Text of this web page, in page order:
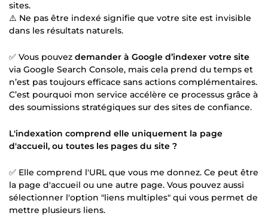
sites.
⚠️ Ne pas être indexé signifie que votre site est invisible
dans les résultats naturels.
✅ Vous pouvez demander à Google d’indexer votre site
via Google Search Console, mais cela prend du temps et
n’est pas toujours efficace sans actions complémentaires.
C’est pourquoi mon service accélère ce processus grâce à
des soumissions stratégiques sur des sites de confiance.
L'indexation comprend elle uniquement la page
d'accueil, ou toutes les pages du site ?
✅ Elle comprend l'URL que vous me donnez. Ce peut être
la page d'accueil ou une autre page. Vous pouvez aussi
sélectionner l'option "liens multiples" qui vous permet de
mettre plusieurs liens.